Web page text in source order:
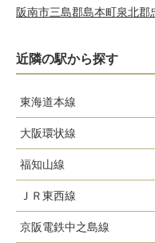
阪南市三島郡島本町泉北郡
近隣の駅から探す
東海道本線
大阪駅
大阪環状線
大阪駅
天満駅
大阪駅
福知山線
大阪駅
ＪＲ東西線
大阪天満宮駅
京阪電鉄中之島線